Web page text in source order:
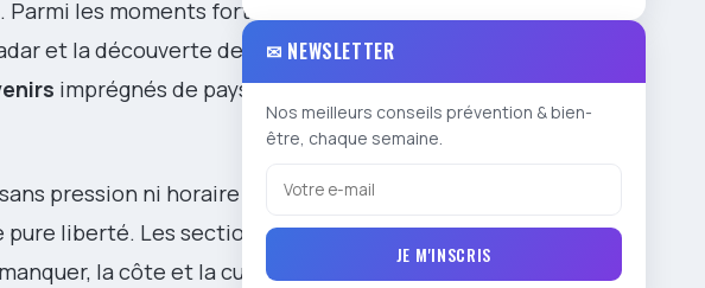
les moments forts :
et la découverte des
imprégnés de paysages
pression ni horaire fixe :
pure liberté. Les sections
la côte et la culture
✉ NEWSLETTER
Nos meilleurs conseils prévention & bien-
être, chaque semaine.
JE M'INSCRIS